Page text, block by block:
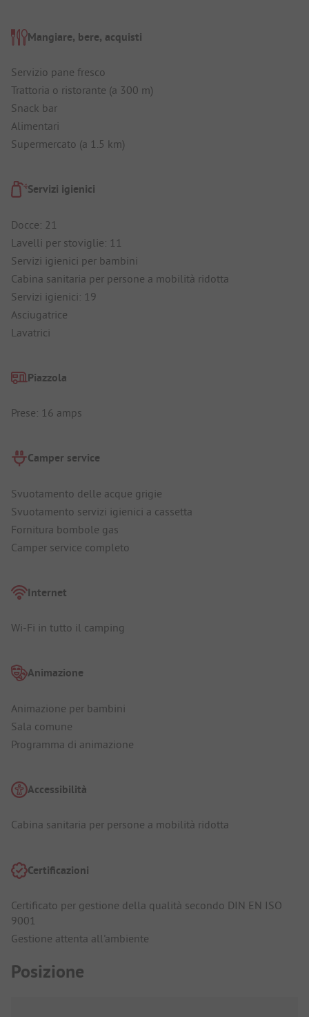
Mangiare, bere, acquisti
Servizio pane fresco
Trattoria o ristorante (a 300 m)
Snack bar
Alimentari
Supermercato (a 1.5 km)
Servizi igienici
Docce: 21
Lavelli per stoviglie: 11
Servizi igienici per bambini
Cabina sanitaria per persone a mobilità ridotta
Servizi igienici: 19
Asciugatrice
Lavatrici
Piazzola
Prese: 16 amps
Camper service
Svuotamento delle acque grigie
Svuotamento servizi igienici a cassetta
Fornitura bombole gas
Camper service completo
Internet
Wi-Fi in tutto il camping
Animazione
Animazione per bambini
Sala comune
Programma di animazione
Accessibilità
Cabina sanitaria per persone a mobilità ridotta
Certificazioni
Certificato per gestione della qualità secondo DIN EN ISO
9001
Gestione attenta all'ambiente
Posizione